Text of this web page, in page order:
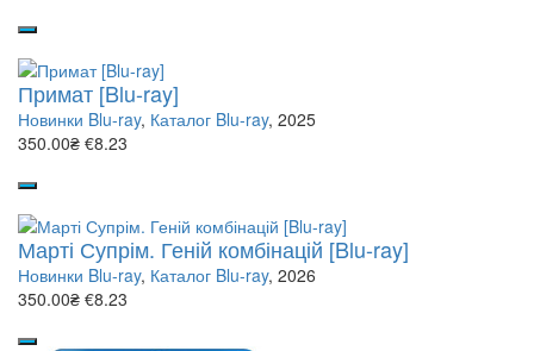
Примат [Blu-ray]
Новинки Blu-ray, Каталог Blu-ray, 2025
350.00₴ €8.23
Марті Супрім. Геній комбінацій [Blu-ray]
Новинки Blu-ray, Каталог Blu-ray, 2026
350.00₴ €8.23